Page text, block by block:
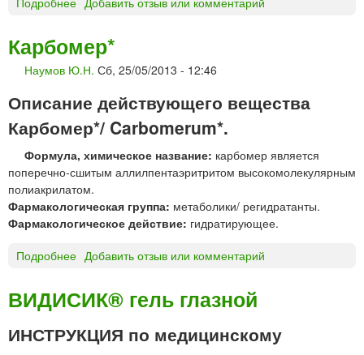
у
з
и
«
Д
Л
Ь
Х
И
М
М
Ю
К
З
р
а
с
т
в
о
я
в
у
Карбомер*
Наумов Ю.Н. Сб, 25/05/2013 - 12:46
Описание действующего вещества
Карбомер*/ Carbomerum*.
Формула, химическое название: карбомер является
поперечно-сшитым аллилпентаэритритом высокомолекулярным
полиакрилатом.
Фармакологическая группа: метаболики/ регидратанты.
Фармакологическое действие: гидратирующее.
Подробнее
а
р
о
Добавить отзыв или комментарий
ВИДИСИК® гель глазной
ИНСТРУКЦИЯ по медицинскому